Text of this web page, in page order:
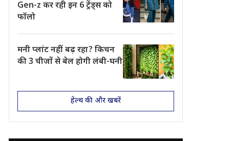
Gen-z कर रही इन 6 ट्रेंड्स को
फॉलो
मनी प्लांट नहीं बढ़ रहा? किचन
की 3 चीजों से बेल होगी लंबी-घनी
हेल्थ की और खबरें